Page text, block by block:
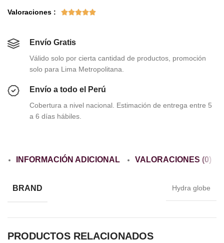
Valoraciones : 
Envío Gratis
Válido solo por cierta cantidad de productos, promoción
solo para Lima Metropolitana.
Envío a todo el Perú
Cobertura a nivel nacional. Estimación de entrega entre 5
a 6 días hábiles.
INFORMACIÓN ADICIONAL VALORACIONES (0)
BRAND Hydra globe
PRODUCTOS RELACIONADOS